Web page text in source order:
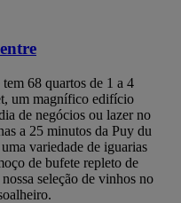
68 quartos de 1 a 4
um magnífico edifício
de negócios ou lazer no
a 25 minutos da Puy du
variedade de iguarias
de bufete repleto de
seleção de vinhos no